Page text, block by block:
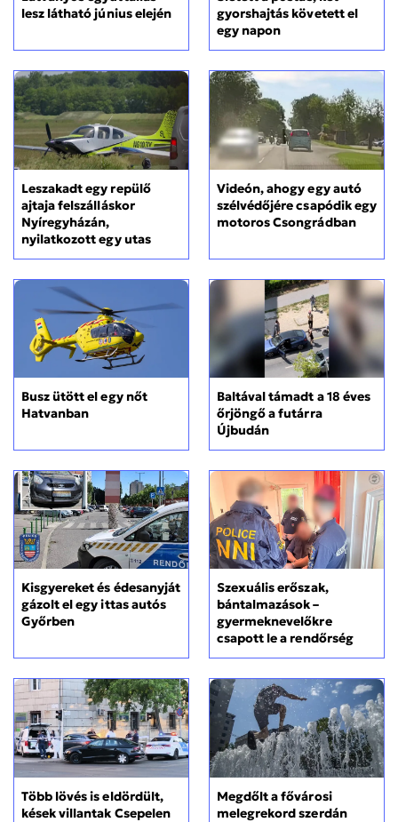
lesz látható június elején
gyorshajtás követett el
egy napon
Leszakadt egy repülő
ajtaja felszálláskor
Nyíregyházán,
nyilatkozott egy utas
Videón, ahogy egy autó
szélvédőjére csapódik egy
motoros Csongrádban
Busz ütött el egy nőt
Hatvanban
Baltával támadt a 18 éves
őrjöngő a futárra
Újbudán
Kisgyereket és édesanyját
gázolt el egy ittas autós
Győrben
Szexuális erőszak,
bántalmazások –
gyermeknevelőkre
csapott le a rendőrség
Több lövés is eldördült,
kések villantak Csepelen
Megdőlt a fővárosi
melegrekord szerdán